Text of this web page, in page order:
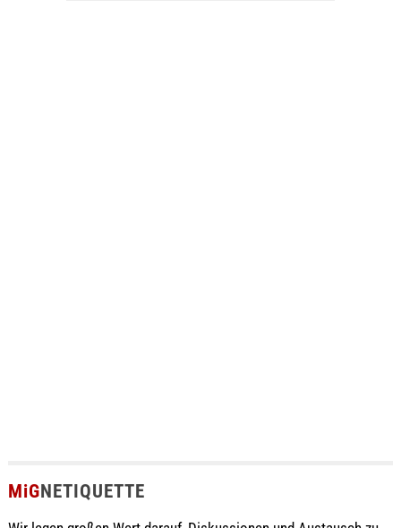
MiGNETIQUETTE